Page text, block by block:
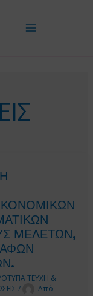
ΜΕΛΕΤΩΝ,
ΤΕΥΧΗ &
/
Από